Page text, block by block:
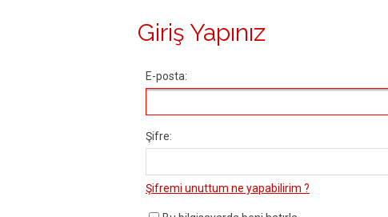
Giriş Yapınız
E-posta:
Şifre:
Şifremi unuttum ne yapabilirim ?